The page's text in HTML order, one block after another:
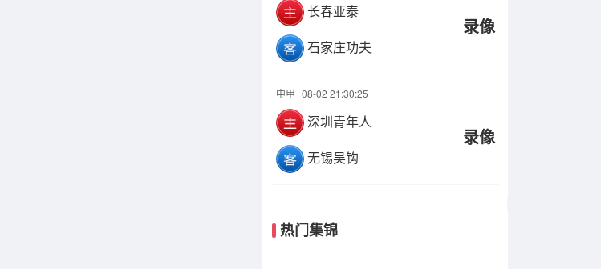
长春亚泰
石家庄功夫
录像
中甲 08-02 21:30:25
深圳青年人
无锡吴钩
录像
热门集锦